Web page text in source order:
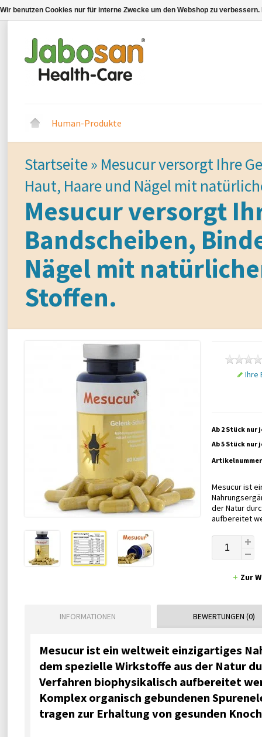
Human-Produkte
Startseite» Mesucur versorgt Ihre
Haut, Haare und Nägel mit
Mesucur versorgt
Bandscheiben,
Nägel mit
Stoffen.
Ihre
Ab 2 Stück nur
Ab 5 Stück nur
Mesucur ist
der Natur
aufbereitet
Zur
INFORMATIONEN BEWERTUNGEN (0)
Mesucur ist ein weltweit einzigartiges
dem spezielle Wirkstoffe aus der Natur
Verfahren biophysikalisch aufbereitet
Komplex organisch gebundenen
tragen zur Erhaltung von gesunden
Wir benutzen Cookies nur für interne Zwecke um den Webshop zu